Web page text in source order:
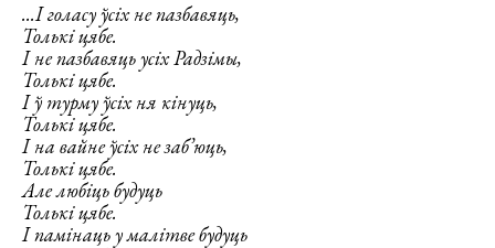
...І голасу ўсіх не пазбавяць,
Толькі цябе.
І не пазбавяць усіх Радзімы,
Толькі цябе.
І ў турму ўсіх ня кінуць,
Толькі цябе.
І на вайне ўсіх не заб’юць,
Толькі цябе.
Але любіць будуць
Толькі цябе.
І памінаць у малітве будуць